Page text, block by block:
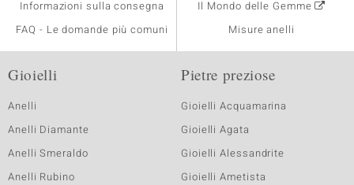
Informazioni sulla consegna
FAQ - Le domande più comuni
Il Mondo delle Gemme
Misure anelli
Gioielli
Anelli
Anelli Diamante
Anelli Smeraldo
Anelli Rubino
Pietre preziose
Gioielli Acquamarina
Gioielli Agata
Gioielli Alessandrite
Gioielli Ametista